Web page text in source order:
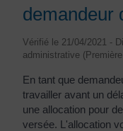
demandeur
Vérifié le 21/04/2021 -
administrative
En tant que
travailler avant un
une allocation pour
versée. L'allocation